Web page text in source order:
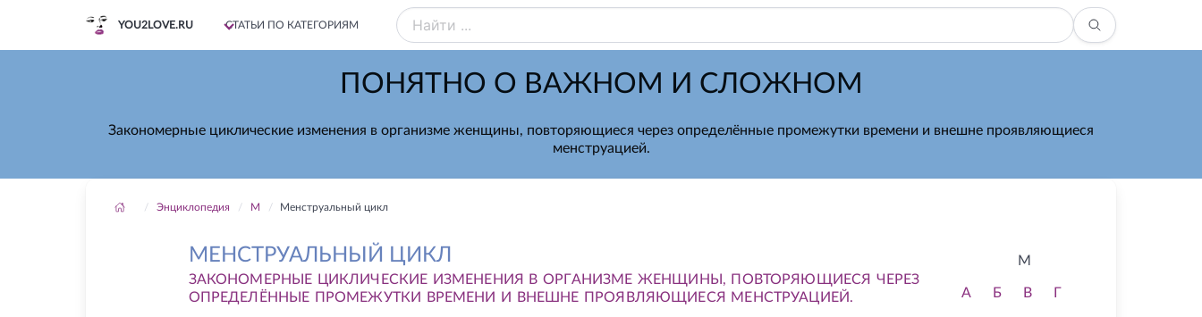
YOU2LOVE.RU СТАТЬИ ПО КАТЕГОРИЯМ
ПОНЯТНО О ВАЖНОМ И СЛОЖНОМ
Закономерные циклические изменения в организме женщины, повторяющиеся через определённые промежутки времени и внешне проявляющиеся
менструацией.
Энциклопедия М Менструальный цикл
МЕНСТРУАЛЬНЫЙ ЦИКЛ
ЗАКОНОМЕРНЫЕ ЦИКЛИЧЕСКИЕ ИЗМЕНЕНИЯ В ОРГАНИЗМЕ ЖЕНЩИНЫ, ПОВТОРЯЮЩИЕСЯ ЧЕРЕЗ
ОПРЕДЕЛЁННЫЕ ПРОМЕЖУТКИ ВРЕМЕНИ И ВНЕШНЕ ПРОЯВЛЯЮЩИЕСЯ МЕНСТРУАЦИЕЙ.
М
А Б В Г